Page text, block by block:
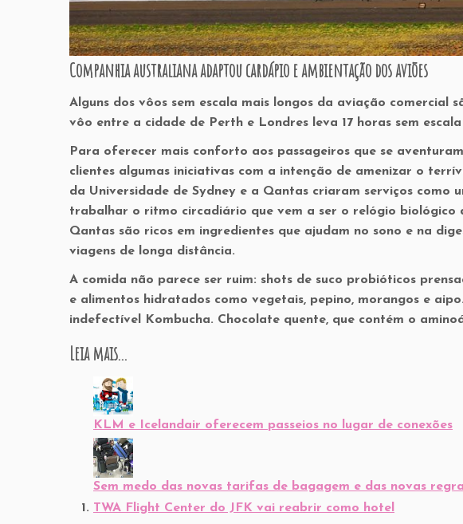
Companhia australiana adaptou cardápio e ambientação dos aviões
Alguns dos vôos sem escala mais longos da aviação comercial
vôo entre a cidade de Perth e Londres leva 17 horas sem
Para oferecer mais conforto aos passageiros que se
clientes algumas iniciativas com a intenção de amenizar o
da Universidade de Sydney e a Qantas criaram serviços como
trabalhar o ritmo circadiário que vem a ser o relógio biológico
Qantas são ricos em ingredientes que ajudam no sono e na
viagens de longa distância.
A comida não parece ser ruim: shots de suco probióticos
e alimentos hidratados como vegetais, pepino, morangos e
indefectível Kombucha. Chocolate quente, que contém o
Leia mais...
KLM e Icelandair oferecem passeios no lugar de conexões
Sem medo das novas tarifas de bagagem e das novas
TWA Flight Center do JFK vai reabrir como hotel